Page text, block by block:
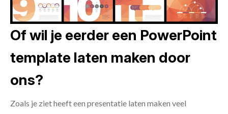
Of wil je eerder een PowerPoint
template laten maken door
ons?
Zoals je ziet heeft een presentatie laten maken veel